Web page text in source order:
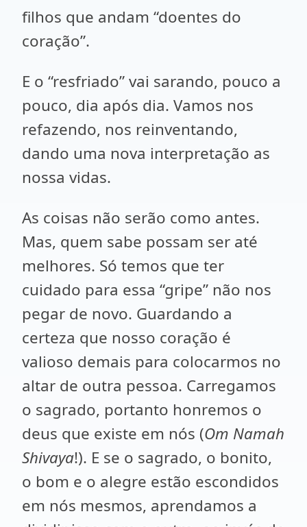
filhos que andam “doentes do
coração”.
E o “resfriado” vai sarando, pouco a
pouco, dia após dia. Vamos nos
refazendo, nos reinventando,
dando uma nova interpretação as
nossa vidas.
As coisas não serão como antes.
Mas, quem sabe possam ser até
melhores. Só temos que ter
cuidado para essa “gripe” não nos
pegar de novo. Guardando a
certeza que nosso coração é
valioso demais para colocarmos no
altar de outra pessoa. Carregamos
o sagrado, portanto honremos o
deus que existe em nós (Om Namah
Shivaya!). E se o sagrado, o bonito,
o bom e o alegre estão escondidos
em nós mesmos, aprendamos a